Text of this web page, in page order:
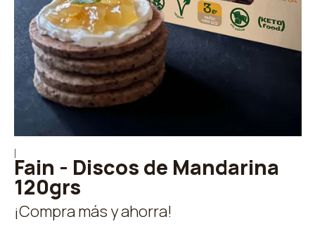
Fain - Discos de Mandarina
120grs
¡Compra más y ahorra!